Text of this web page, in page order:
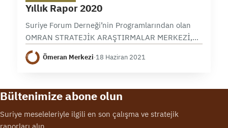
Yıllık Rapor 2020
Suriye Forum Derneği’nin Programlarından olan
OMRAN STRATEJİK ARAŞTIRMALAR MERKEZİ,
2020 yıllık faaliyet raporunu memnuniyetle
paylaşmaktadır. 2013 yılın sonundan beri, politika
Ömeran Merkezi·18 Haziran 2021
Bültenimize abone olun
Suriye meseleleriyle ilgili en son çalışma ve stratejik